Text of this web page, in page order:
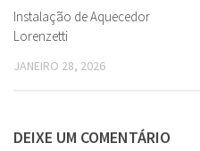
Instalação de Aquecedor
Lorenzetti
JANEIRO 28, 2026
DEIXE UM COMENTÁRIO